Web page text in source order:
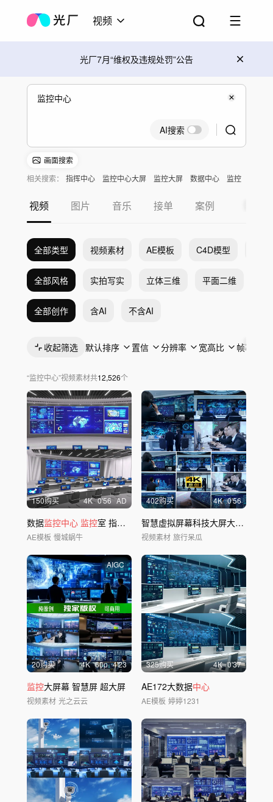
视频
光厂7月“维权及违规处罚”公告
AI搜索
画面搜索
相关搜索：
指挥中心 监控中心大屏 监控大屏 数据中心
监控
视频 图片 音乐 接单 案例
全部类型 视频素材 AE模板 C4D模型
全部风格 实拍写实 立体三维 平面二维
全部创作 含AI 不含AI
收起筛选 默认排序 置信 分辨率 宽高比 帧率
“监控中心”视频素材共12,526个
150购买 4K 0'56 AD
数据监控中心 监控室 指挥 中心智慧大屏
AE模板 慢城蜗牛
402购买 4K 0'56
智慧虚拟屏幕科技大屏大屏幕
视频素材 旅行呆瓜
AIGC
20购买 4K 60p 4'23
监控大屏幕 智慧屏 超大屏
视频素材 光之云云
325购买 4K 0'37
AE172大数据中心
AE模板 婷婷1231